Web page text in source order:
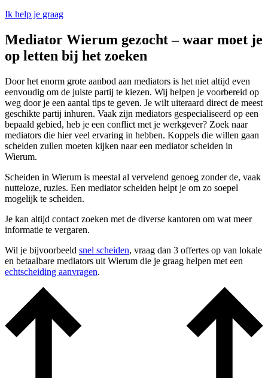
Ik help je graag
Mediator Wierum gezocht – waar moet je
op letten bij het zoeken
Door het enorm grote aanbod aan mediators is het niet altijd even
eenvoudig om de juiste partij te kiezen. Wij helpen je voorbereid op
weg door je een aantal tips te geven. Je wilt uiteraard direct de meest
geschikte partij inhuren. Vaak zijn mediators gespecialiseerd op een
bepaald gebied, heb je een conflict met je werkgever? Zoek naar
mediators die hier veel ervaring in hebben. Koppels die willen gaan
scheiden zullen moeten kijken naar een mediator scheiden in
Wierum.
Scheiden in Wierum is meestal al vervelend genoeg zonder de, vaak
nutteloze, ruzies. Een mediator scheiden helpt je om zo soepel
mogelijk te scheiden.
Je kan altijd contact zoeken met de diverse kantoren om wat meer
informatie te vergaren.
Wil je bijvoorbeeld snel scheiden, vraag dan 3 offertes op van lokale
en betaalbare mediators uit Wierum die je graag helpen met een
echtscheiding aanvragen.